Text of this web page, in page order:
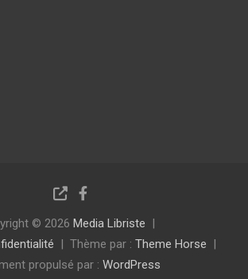
© 2026 Media Libriste
Thème par : Theme Horse
propulsé par : WordPress